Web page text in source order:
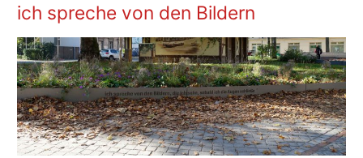
ich spreche von den Bildern
ich
von
den
Bildern